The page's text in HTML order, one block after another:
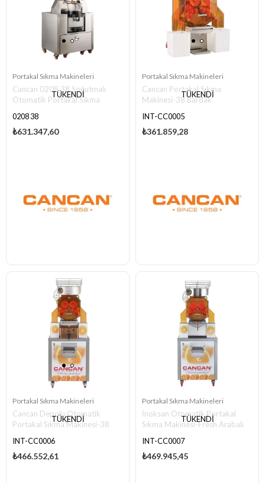
TÜKENDI
Portakal Sıkma Makineleri
Cancan 0208 38 Soğutmalı
Otomatik Portakal Sıkma
0208 38
₺631.347,60
TÜKENDI
Portakal Sıkma Makineleri
Cancan Portakal Sıkma
Makinesi-38 Bardak
INT-CC0005
₺361.859,28
TÜKENDI
Portakal Sıkma Makineleri
Cancan Depolu Otomatik
Portakal Sıkma Makinesi-38
INT-CC0006
₺466.552,61
TÜKENDI
Portakal Sıkma Makineleri
İnoksan Otomatik Portakal
Sıkma Makinesi-Fresh Arabalı
INT-CC0007
₺469.945,45